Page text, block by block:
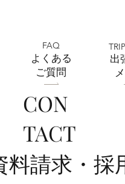
★ゴールデンウィークの
CON
TACT
請求・採
FAQ
よくある
ご質問
出